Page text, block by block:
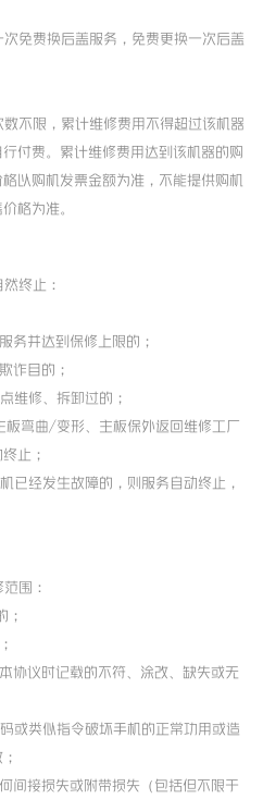
免费换后盖服务，免费更换一次后盖
不限，累计维修费用不得超过该机器
付费。累计维修费用达到该机器的购
以购机发票金额为准，不能提供购机
格为准。
终止：
务并达到保修上限的；
诈目的；
维修、拆卸过的；
弯曲/变形、主板保外返回维修工厂
止；
已经发生故障的，则服务自动终止，
围：
；
协议时记载的不符、涂改、缺失或无
或类似指令破坏手机的正常功用或造
间接损失或附带损失（包括但不限于